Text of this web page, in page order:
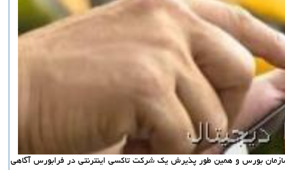
سازمان بورس و همین طور پذیرش یک شرکت تاکسی اینترنتی در فرابورس آگاهی